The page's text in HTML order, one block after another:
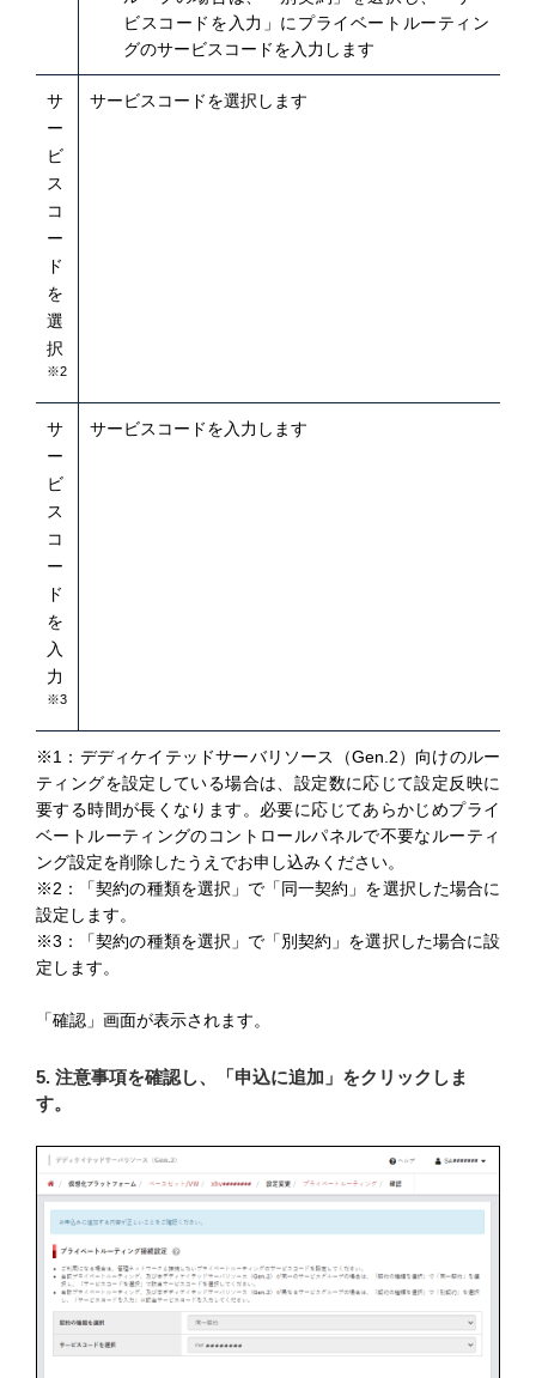
ビスコードを入力」にプライベートルーティン
グのサービスコードを入力します
サ
ー
ビ
ス
コ
ー
ド
を
選
択
※2
サービスコードを選択します
サ
ー
ビ
ス
コ
ー
ド
を
入
力
※3
サービスコードを入力します
※1：デディケイテッドサーバリソース（Gen.2）向けのルー
ティングを設定している場合は、設定数に応じて設定反映に
要する時間が長くなります。必要に応じてあらかじめプライ
ベートルーティングのコントロールパネルで不要なルーティ
ング設定を削除したうえでお申し込みください。
※2：「契約の種類を選択」で「同一契約」を選択した場合に
設定します。
※3：「契約の種類を選択」で「別契約」を選択した場合に設
定します。
「確認」画面が表示されます。
5. 注意事項を確認し、「申込に追加」をクリックしま
す。